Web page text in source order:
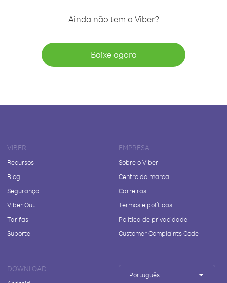
Ainda não tem o Viber?
Baixe agora
VIBER
Recursos
Blog
Segurança
Viber Out
Tarifas
Suporte
EMPRESA
Sobre o Viber
Centro da marca
Carreiras
Termos e políticas
Política de privacidade
Customer Complaints Code
DOWNLOAD
Português